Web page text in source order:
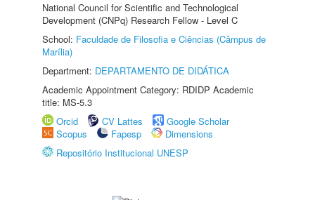
National Council for Scientific and Technological
Development (CNPq) Research Fellow - Level C
School: Faculdade de Filosofia e Ciências (Câmpus de
Marília)
Department: DEPARTAMENTO DE DIDÁTICA
Academic Appointment Category: RDIDP Academic
title: MS-5.3
Orcid
CV Lattes
Google Scholar
Scopus
Fapesp
Dimensions
Repositório Institucional UNESP